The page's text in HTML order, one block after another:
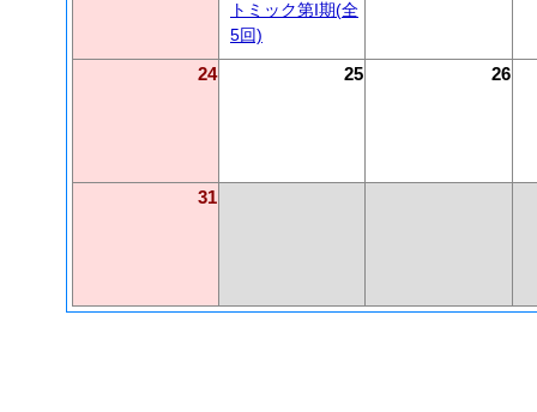
トミック第I期(全
5回)
24 25 26
31